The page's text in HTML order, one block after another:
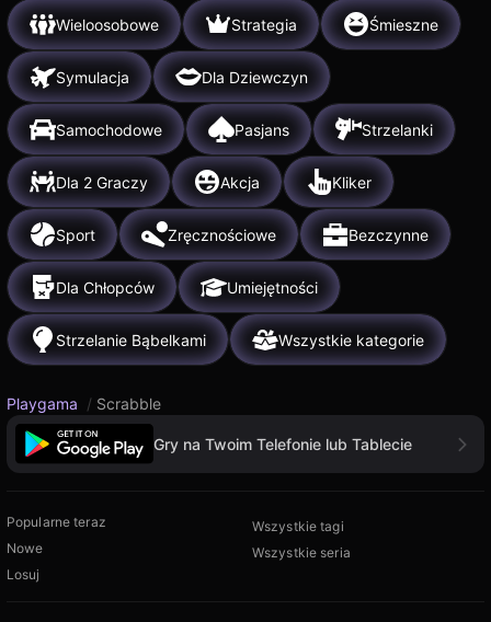
Wieloosobowe Strategia Śmieszne
Symulacja Dla Dziewczyn
Samochodowe Pasjans Strzelanki
Dla 2 Graczy Akcja Kliker
Sport Zręcznościowe Bezczynne
Dla Chłopców Umiejętności
Strzelanie Bąbelkami Wszystkie kategorie
Playgama / Scrabble
Gry na Twoim Telefonie lub Tablecie
Popularne teraz
Nowe
Losuj
Wszystkie tagi
Wszystkie seria